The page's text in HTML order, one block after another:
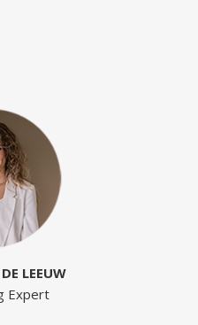
LEEUW
Expert